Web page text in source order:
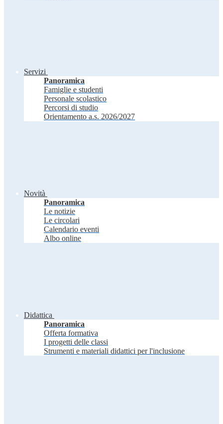
Servizi
Panoramica
Famiglie e studenti
Personale scolastico
Percorsi di studio
Orientamento a.s. 2026/2027
Novità
Panoramica
Le notizie
Le circolari
Calendario eventi
Albo online
Didattica
Panoramica
Offerta formativa
I progetti delle classi
Strumenti e materiali didattici per l'inclusione